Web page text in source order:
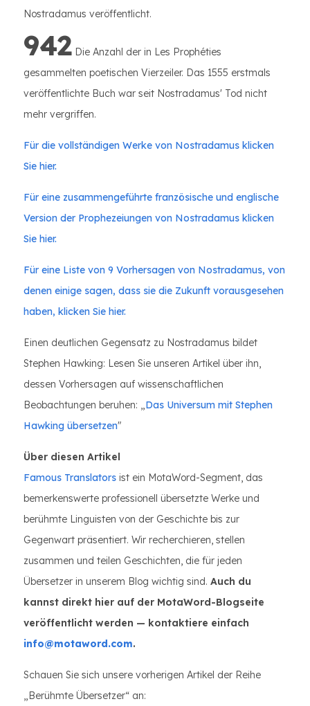
Nostradamus veröffentlicht.
942 Die Anzahl der in Les Prophéties
gesammelten poetischen Vierzeiler. Das 1555 erstmals
veröffentlichte Buch war seit Nostradamus' Tod nicht
mehr vergriffen.
Für die vollständigen Werke von Nostradamus klicken
Sie hier.
Für eine zusammengeführte französische und englische
Version der Prophezeiungen von Nostradamus klicken
Sie hier.
Für eine Liste von 9 Vorhersagen von Nostradamus, von
denen einige sagen, dass sie die Zukunft vorausgesehen
haben, klicken Sie hier.
Einen deutlichen Gegensatz zu Nostradamus bildet
Stephen Hawking: Lesen Sie unseren Artikel über ihn,
dessen Vorhersagen auf wissenschaftlichen
Beobachtungen beruhen: „Das Universum mit Stephen
Hawking übersetzen"
Über diesen Artikel
Famous Translators ist ein MotaWord-Segment, das
bemerkenswerte professionell übersetzte Werke und
berühmte Linguisten von der Geschichte bis zur
Gegenwart präsentiert. Wir recherchieren, stellen
zusammen und teilen Geschichten, die für jeden
Übersetzer in unserem Blog wichtig sind. Auch du
kannst direkt hier auf der MotaWord-Blogseite
veröffentlicht werden — kontaktiere einfach
info@motaword.com.
Schauen Sie sich unsere vorherigen Artikel der Reihe
„Berühmte Übersetzer“ an: